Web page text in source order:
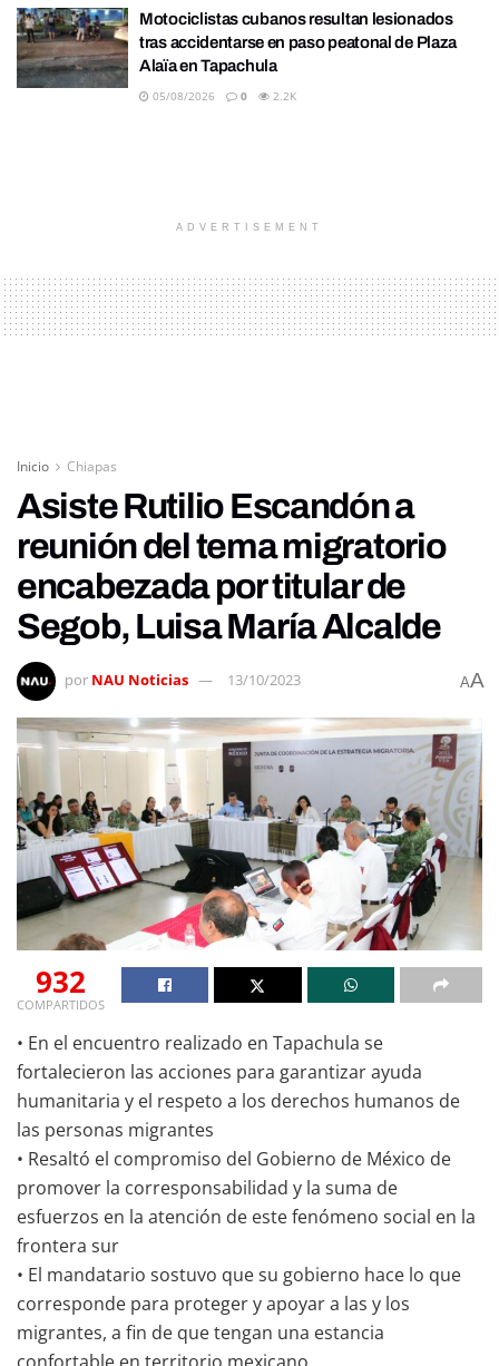
Motociclistas cubanos resultan lesionados
tras accidentarse en paso peatonal de Plaza
Alaïa en Tapachula
05/08/2026 0 2.2K
ADVERTISEMENT
Inicio Chiapas
Asiste Rutilio Escandón a
reunión del tema migratorio
encabezada por titular de
Segob, Luisa María Alcalde
por NAU Noticias 13/10/2023 AA
932
COMPARTIDOS
• En el encuentro realizado en Tapachula se
fortalecieron las acciones para garantizar ayuda
humanitaria y el respeto a los derechos humanos de
las personas migrantes
• Resaltó el compromiso del Gobierno de México de
promover la corresponsabilidad y la suma de
esfuerzos en la atención de este fenómeno social en la
frontera sur
• El mandatario sostuvo que su gobierno hace lo que
corresponde para proteger y apoyar a las y los
migrantes, a fin de que tengan una estancia